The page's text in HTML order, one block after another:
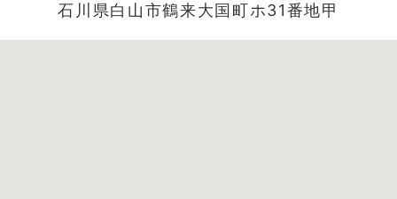
石川県白山市鶴来大国町ホ31番地甲